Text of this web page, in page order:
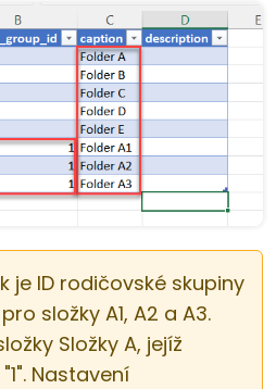
je ID rodičovské skupiny
složky A1, A2 a A3.
Složky A, jejíž
Nastavení